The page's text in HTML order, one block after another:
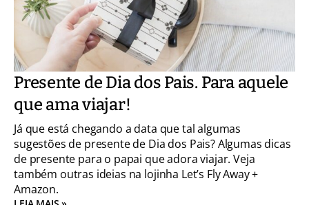
Presente de Dia dos Pais. Para aquele
que ama viajar!
Já que está chegando a data que tal algumas
sugestões de presente de Dia dos Pais? Algumas dicas
de presente para o papai que adora viajar. Veja
também outras ideias na lojinha Let’s Fly Away +
Amazon.